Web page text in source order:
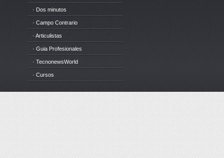
· Dos minutos
· Campo Contrario
· Articulistas
· Guia Profesionales
· TecnonewsWorld
· Cursos